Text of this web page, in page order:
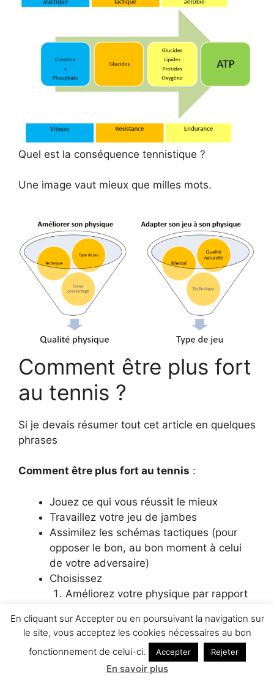
Quel est la conséquence tennistique ?
Une image vaut mieux que milles mots.
Comment être plus fort
au tennis ?
Si je devais résumer tout cet article en quelques
phrases
Comment être plus fort au tennis :
Jouez ce qui vous réussit le mieux
Travaillez votre jeu de jambes
Assimilez les schémas tactiques (pour
opposer le bon, au bon moment à celui
de votre adversaire)
Choisissez
Améliorez votre physique par rapport
Adaptez votre tactique en cohérence
avec votre physique
En cliquant sur Accepter ou en poursuivant la navigation sur
le site, vous acceptez les cookies nécessaires au bon
fonctionnement de celui-ci.
Accepter Rejeter
En savoir plus